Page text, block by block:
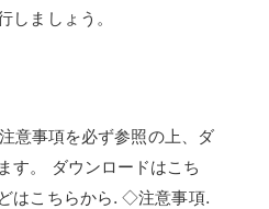
しましょう。
意事項を必ず参照の上、ダ
す。 ダウンロードはこち
はこちらから. ◇注意事項.